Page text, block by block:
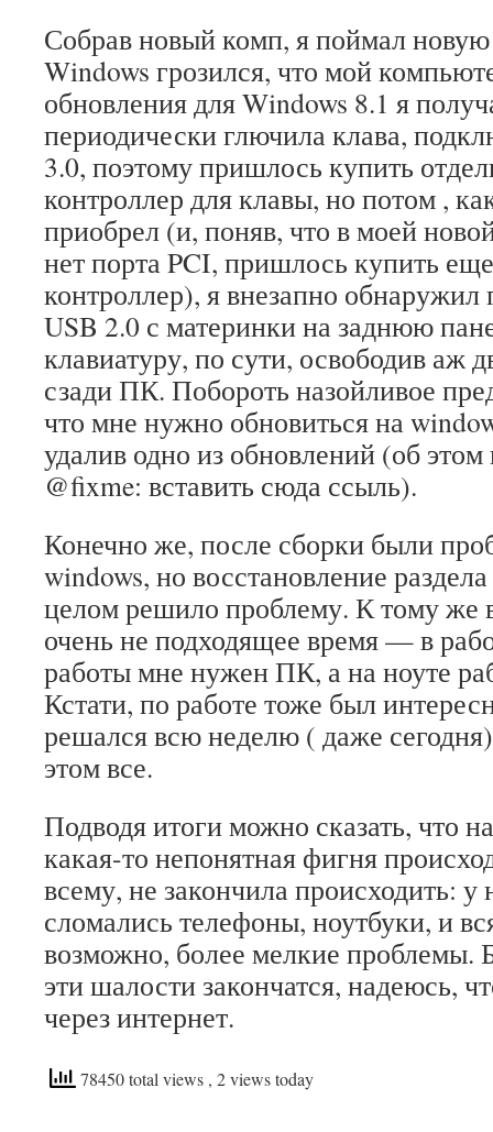
Собрав новый комп, я поймал
Windows грозился, что мой
обновления для Windows 8.1 я
периодически глючила клава,
3.0, поэтому пришлось купить
контроллер для клавы, но потом ,
приобрел (и, поняв, что в моей
нет порта PCI, пришлось купить
контроллер), я внезапно
USB 2.0 с материнки на заднюю
клавиатуру, по сути, освободив аж
сзади ПК. Побороть назойливое
что мне нужно обновиться на
удалив одно из обновлений (об
@fixme: вставить сюда ссыль).
Конечно же, после сборки были
windows, но восстановление
целом решило проблему. К тому же
очень не подходящее время — в
работы мне нужен ПК, а на ноуте
Кстати, по работе тоже был
решался всю неделю ( даже
этом все.
Подводя итоги можно сказать, что
какая-то непонятная фигня
всему, не закончила происходить:
сломались телефоны, ноутбуки, и
возможно, более мелкие проблемы.
эти шалости закончатся, надеюсь,
через интернет.
78450 total views , 2 views today